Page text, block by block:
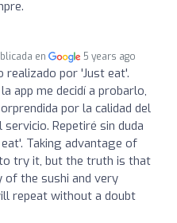
en 5 years ago
realizado por 'Just eat'.
app me decidí a probarlo,
por la calidad del
Repetiré sin duda
Taking advantage of
try it, but the truth is that
of the sushi and very
repeat without a doubt